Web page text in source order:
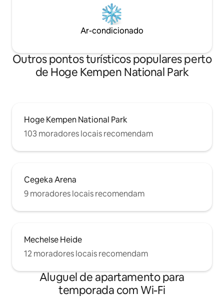
Ar-condicionado
Outros pontos turísticos populares perto
de Hoge Kempen National Park
Hoge Kempen National Park
103 moradores locais recomendam
Cegeka Arena
9 moradores locais recomendam
Mechelse Heide
12 moradores locais recomendam
Aluguel de apartamento para
temporada com Wi-Fi